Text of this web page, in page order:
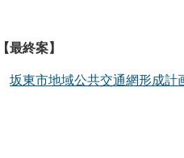
【最終案】
坂東市地域公共交通網形成計